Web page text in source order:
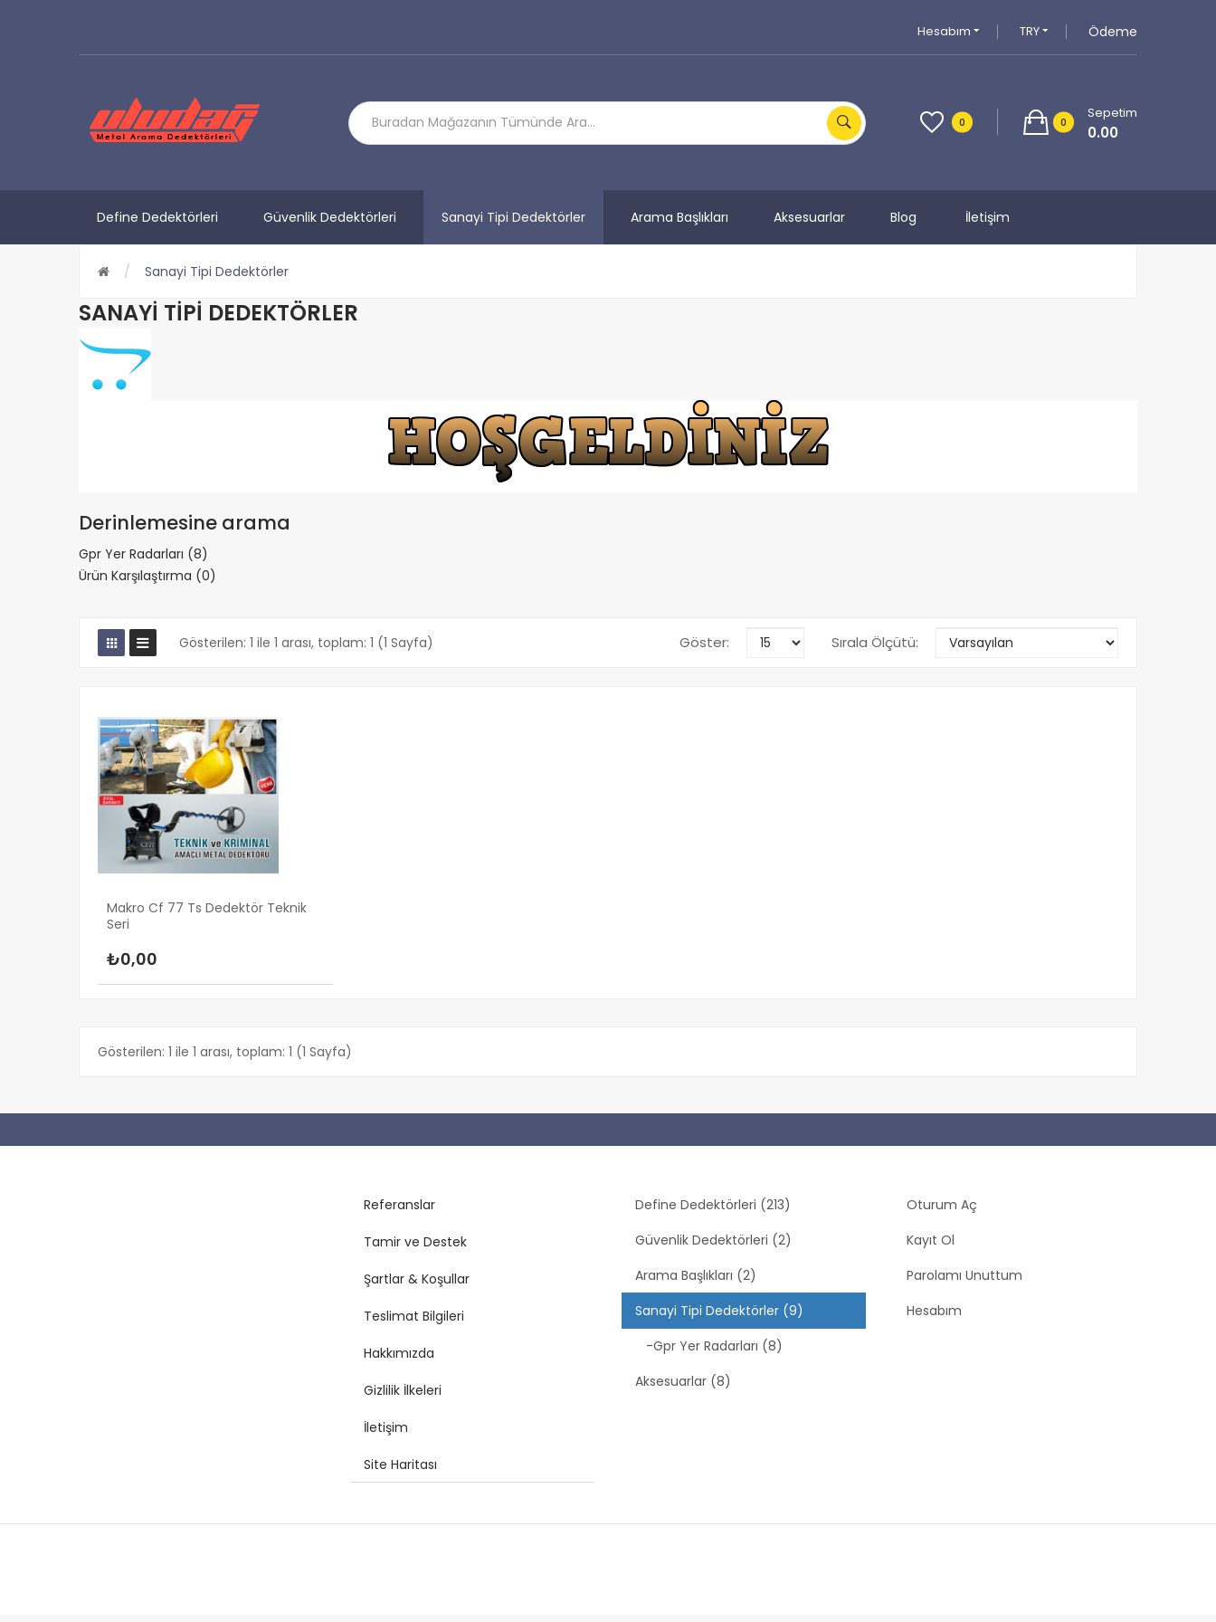
Hesabım TRY Ödeme
0 0
Sepetim
0.00
Define Dedektörleri Güvenlik Dedektörleri Sanayi Tipi Dedektörler Arama Başlıkları Aksesuarlar Blog İletişim
Sanayi Tipi Dedektörler
SANAYI TIPI DEDEKTÖRLER
Derinlemesine arama
Gpr Yer Radarları (8)
Ürün Karşılaştırma (0)
Gösterilen: 1 ile 1 arası, toplam: 1 (1 Sayfa) Sırala Ölçütü:
Göster:
Makro Cf 77 Ts Dedektör Teknik
Seri
₺0,00
Gösterilen: 1 ile 1 arası, toplam: 1 (1 Sayfa)
Referanslar
Tamir ve Destek
Şartlar & Koşullar
Teslimat Bilgileri
Hakkımızda
Gizlilik İlkeleri
İletişim
Site Haritası
Define Dedektörleri (213)
Güvenlik Dedektörleri (2)
Arama Başlıkları (2)
Sanayi Tipi Dedektörler (9)
-Gpr Yer Radarları (8)
Aksesuarlar (8)
Oturum Aç
Kayıt Ol
Parolamı Unuttum
Hesabım